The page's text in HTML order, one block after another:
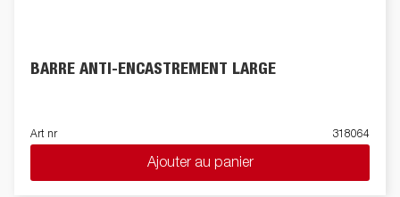
BARRE ANTI-ENCASTREMENT LARGE
Art nr 318064
Ajouter au panier